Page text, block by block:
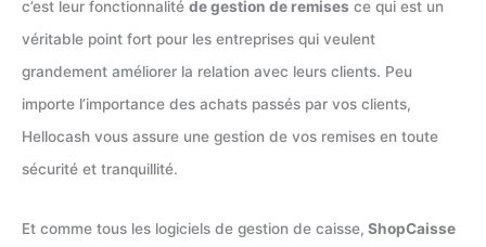
c’est leur fonctionnalité de gestion de remises ce qui est un
véritable point fort pour les entreprises qui veulent
grandement améliorer la relation avec leurs clients. Peu
importe l’importance des achats passés par vos clients,
Hellocash vous assure une gestion de vos remises en toute
sécurité et tranquillité.
Et comme tous les logiciels de gestion de caisse, ShopCaisse